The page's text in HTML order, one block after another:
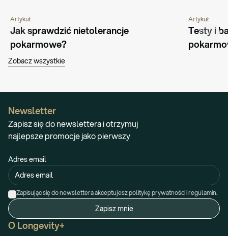
PORADNIK ŻYWIENIE
Artykuł
Jak sprawdzić nietolerancje
pokarmowe?
PORADNIK
Artykuł
Testy i
Zobacz wszystkie
O Longevity+
Newsletter
Zapisz się do newslettera i otrzymuj
najlepsze promocje jako pierwszy
Adres email
Zapisując się do newslettera akceptujesz politykę prywatności i regulamin.
Zapisz mnie